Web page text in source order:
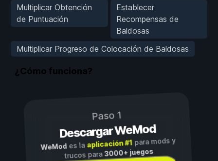
Multiplicar Obtención
de Puntuación
Establecer
Recompensas de
Baldosas
Multiplicar Progreso de Colocación de Baldosas
¿Cómo funciona?
Paso 1
Descargar WeMod
WeMod es la aplicación #1para mods y
trucos para3000+ juegos